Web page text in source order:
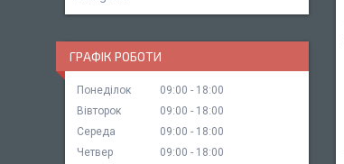
ГРАФІК РОБОТИ
Понеділок 09:00
18:00
Вівторок
09:00
18:00
Середа
09:00
18:00
Четвер
09:00 18:00